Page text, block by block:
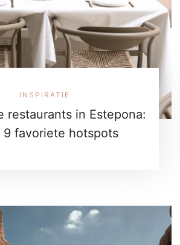
INSPIRATIE
restaurants in Estepona:
9 favoriete hotspots